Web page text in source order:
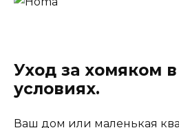
Уход за хомяком
условиях.
Ваш дом или маленькая